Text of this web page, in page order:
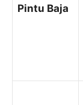
Pintu Baja